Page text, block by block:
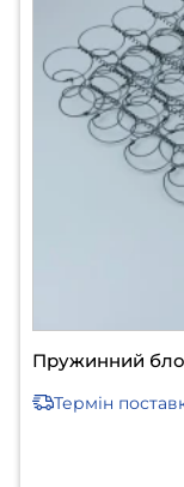
Пружинний
Термін